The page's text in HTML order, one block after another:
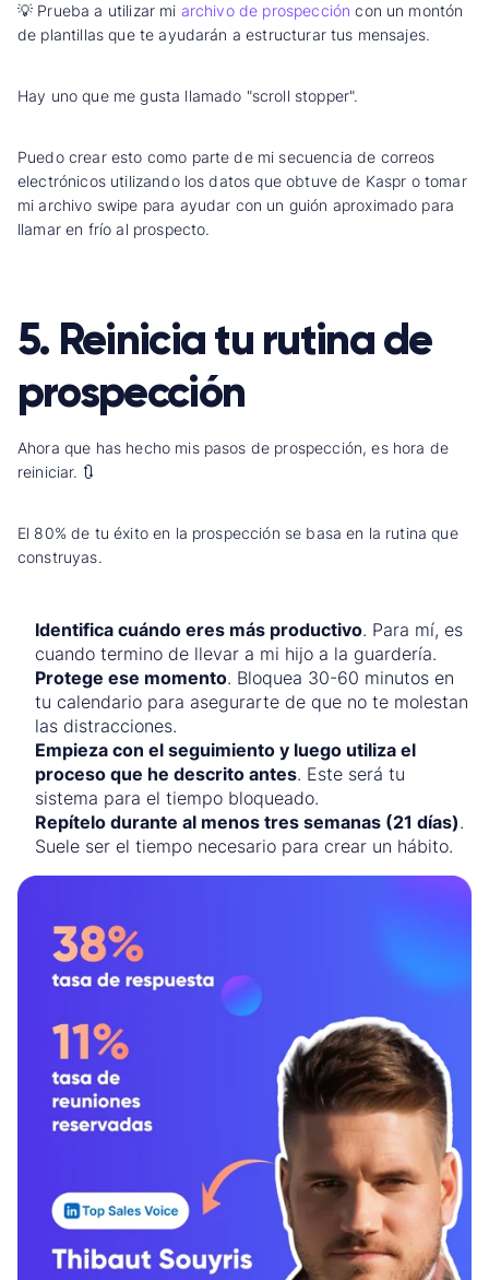
💡 Prueba a utilizar mi archivo de prospección con un montón
de plantillas que te ayudarán a estructurar tus mensajes.
Hay uno que me gusta llamado "scroll stopper".
Puedo crear esto como parte de mi secuencia de correos
electrónicos utilizando los datos que obtuve de Kaspr o tomar
mi archivo swipe para ayudar con un guión aproximado para
llamar en frío al prospecto.
5. Reinicia tu rutina de
prospección
Ahora que has hecho mis pasos de prospección, es hora de
reiniciar. 🔃
El 80% de tu éxito en la prospección se basa en la rutina que
construyas.
Identifica cuándo eres más productivo. Para mí, es
cuando termino de llevar a mi hijo a la guardería.
Protege ese momento. Bloquea 30-60 minutos en
tu calendario para asegurarte de que no te molestan
las distracciones.
Empieza con el seguimiento y luego utiliza el
proceso que he descrito antes. Este será tu
sistema para el tiempo bloqueado.
Repítelo durante al menos tres semanas (21 días).
Suele ser el tiempo necesario para crear un hábito.